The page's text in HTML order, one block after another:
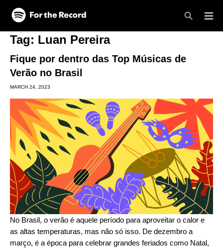
Skip to main content
Skip to footer
Tag: Luan Pereira
Fique por dentro das Top Músicas de
Verão no Brasil
MARCH 24, 2023
No Brasil, o verão é aquele período para aproveitar o calor e
as altas temperaturas, mas não só isso. De dezembro a
março, é a época para celebrar grandes feriados como Natal,